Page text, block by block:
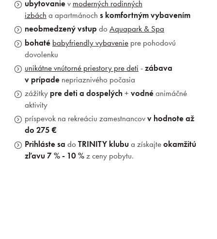
Pobyty
Zážitky pre deti
Priestory & služby
Gastronómia
Aquapark & Spa
ubytovaniev moderných rodinných
izbách a apartmánoch s komfortným vybavením
neobmedzený vstup doAquapark & Spa
bohaté babyfriendly vybavenie pre pohodovú
dovolenku
unikátne vnútorné priestory pre deti -zábava
v prípade nepriaznivého počasia
zážitky pre deti a dospelých + vodnéanimáčné
aktivity
príspevok na rekreáciu zamestnancovv hodnote až
do 275 €
Prihláste sa doTRINITY klubua získajteokamžitú
zľavu 7 % - 10 %z ceny pobytu.